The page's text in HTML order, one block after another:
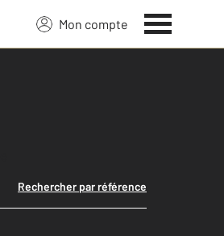
Mon compte
Rechercher par référence